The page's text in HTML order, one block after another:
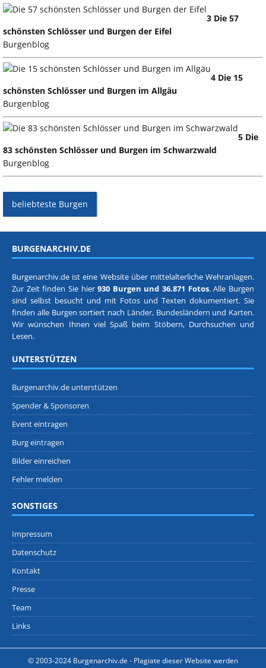
3 Die 57
schönsten Schlösser und Burgen der Eifel
Burgenblog
4 Die 15
schönsten Schlösser und Burgen im Allgäu
Burgenblog
5 Die
83 schönsten Schlösser und Burgen im Schwarzwald
Burgenblog
beliebteste Burgen
BURGENARCHIV.DE
Burgenarchiv.de ist eine Website über mittelalterliche Wehranlagen.
Zur Zeit finden Sie hier930 Burgen und 36.871 Fotos. Alle Burgen
sind selbst besucht und mit Fotos und Texten dokumentiert. Sie
finden alle Burgen sortiert nach Länder, Bundesländern und Karten.
Wir wünschen Ihnen viel Spaß beim Stöbern, Durchsuchen und
Lesen.
UNTERSTÜTZEN
Burgenarchiv.de unterstützen
Spender & Sponsoren
Event eintragen
Burg eintragen
Bilder einreichen
Fehler melden
SONSTIGES
Impressum
Datenschutz
Kontakt
Presse
Team
Links
© 2003-2024 Burgenarchiv.de - Plagiate dieser Website werden